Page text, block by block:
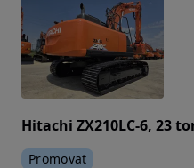
Promovat